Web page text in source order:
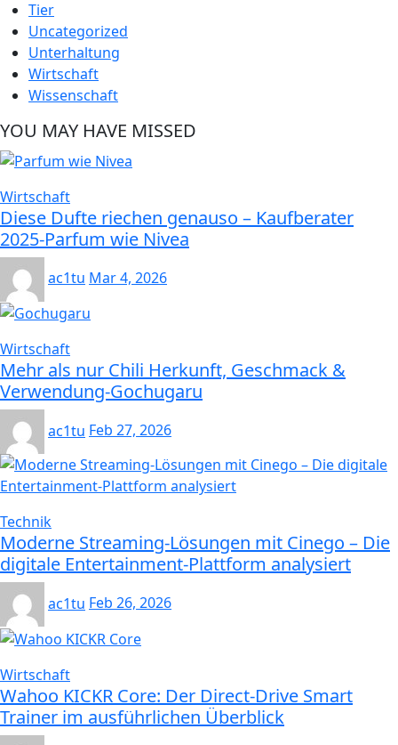
Tier
Uncategorized
Unterhaltung
Wirtschaft
Wissenschaft
YOU MAY HAVE MISSED
Wirtschaft
Diese Dufte riechen genauso – Kaufberater
2025-Parfum wie Nivea
ac1tu Mar 4, 2026
Wirtschaft
Mehr als nur Chili Herkunft, Geschmack &
Verwendung-Gochugaru
ac1tu Feb 27, 2026
Technik
Moderne Streaming-Lösungen mit Cinego – Die
digitale Entertainment-Plattform analysiert
ac1tu Feb 26, 2026
Wirtschaft
Wahoo KICKR Core: Der Direct-Drive Smart
Trainer im ausführlichen Überblick